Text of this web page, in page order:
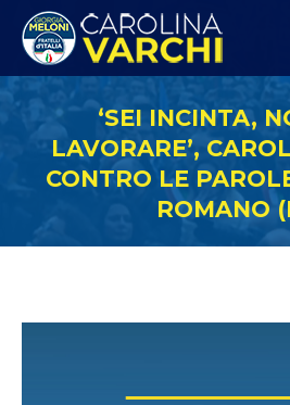
‘SEI INCINTA,
LAVORARE’,
CONTRO LE
ROMANO